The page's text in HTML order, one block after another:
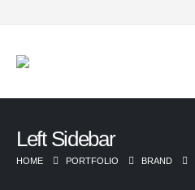
Left Sidebar
HOME PORTFOLIO BRAND